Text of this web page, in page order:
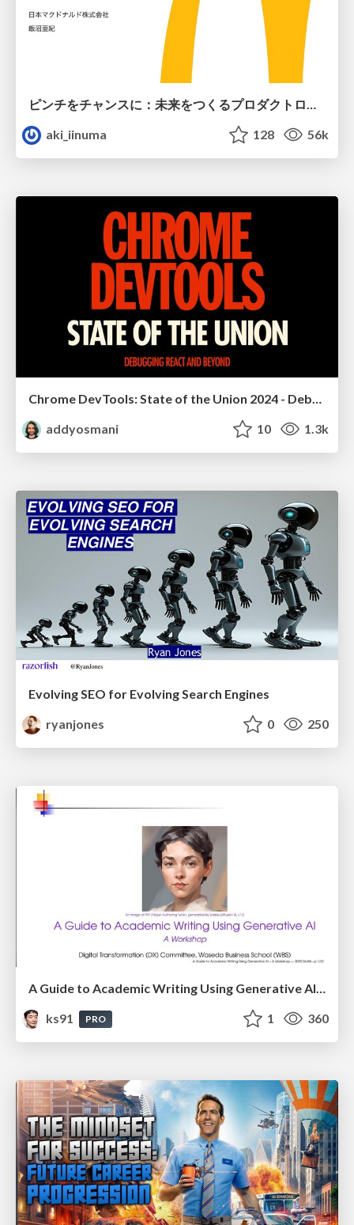
ピンチをチャンスに：未来をつくるプロダクトロードマップ #pmconf2020
aki_iinuma
128 56k
Chrome DevTools: State of the Union 2024 - Debugging React & Beyond
addyosmani
10 1.3k
Evolving SEO for Evolving Search Engines
ryanjones
0 250
A Guide to Academic Writing Using Generative AI - A Workshop
ks91
PRO 1 360